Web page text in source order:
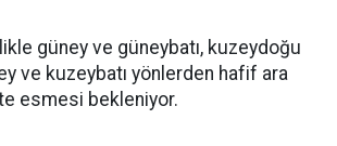
güney ve güneybatı, kuzeydoğu
ve kuzeybatı yönlerden hafif ara
esmesi bekleniyor.